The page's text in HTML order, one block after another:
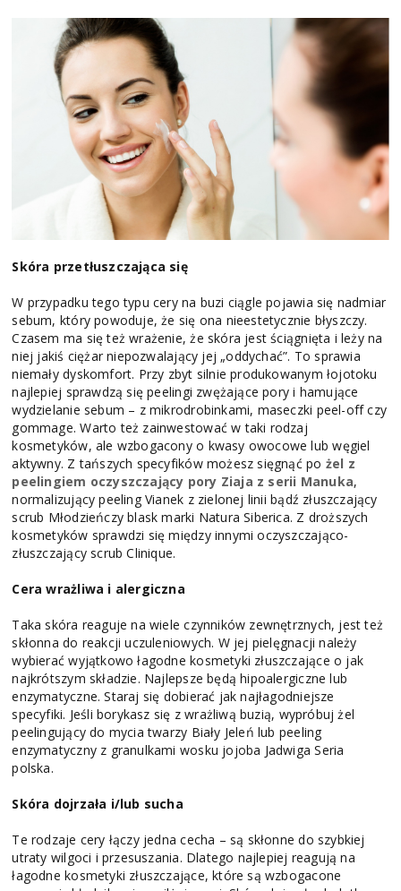
Skóra przetłuszczająca się
W przypadku tego typu cery na buzi ciągle pojawia się nadmiar
sebum, który powoduje, że się ona nieestetycznie błyszczy.
Czasem ma się też wrażenie, że skóra jest ściągnięta i leży na
niej jakiś ciężar niepozwalający jej „oddychać”. To sprawia
niemały dyskomfort. Przy zbyt silnie produkowanym łojotoku
najlepiej sprawdzą się peelingi zwężające pory i hamujące
wydzielanie sebum – z mikrodrobinkami, maseczki peel-off czy
gommage. Warto też zainwestować w taki rodzaj
kosmetyków, ale wzbogacony o kwasy owocowe lub węgiel
aktywny. Z tańszych specyfików możesz sięgnąć po żel z
peelingiem oczyszczający pory Ziaja z serii Manuka,
normalizujący peeling Vianek z zielonej linii bądź złuszczający
scrub Młodzieńczy blask marki Natura Siberica. Z droższych
kosmetyków sprawdzi się między innymi oczyszczająco-
złuszczający scrub Clinique.
Cera wrażliwa i alergiczna
Taka skóra reaguje na wiele czynników zewnętrznych, jest też
skłonna do reakcji uczuleniowych. W jej pielęgnacji należy
wybierać wyjątkowo łagodne kosmetyki złuszczające o jak
najkrótszym składzie. Najlepsze będą hipoalergiczne lub
enzymatyczne. Staraj się dobierać jak najłagodniejsze
specyfiki. Jeśli borykasz się z wrażliwą buzią, wypróbuj żel
peelingujący do mycia twarzy Biały Jeleń lub peeling
enzymatyczny z granulkami wosku jojoba Jadwiga Seria
polska.
Skóra dojrzała i/lub sucha
Te rodzaje cery łączy jedna cecha – są skłonne do szybkiej
utraty wilgoci i przesuszania. Dlatego najlepiej reagują na
łagodne kosmetyki złuszczające, które są wzbogacone